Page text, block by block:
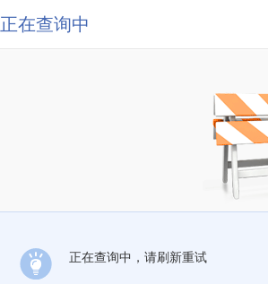
正在查询中
正在查询中，请刷新重试